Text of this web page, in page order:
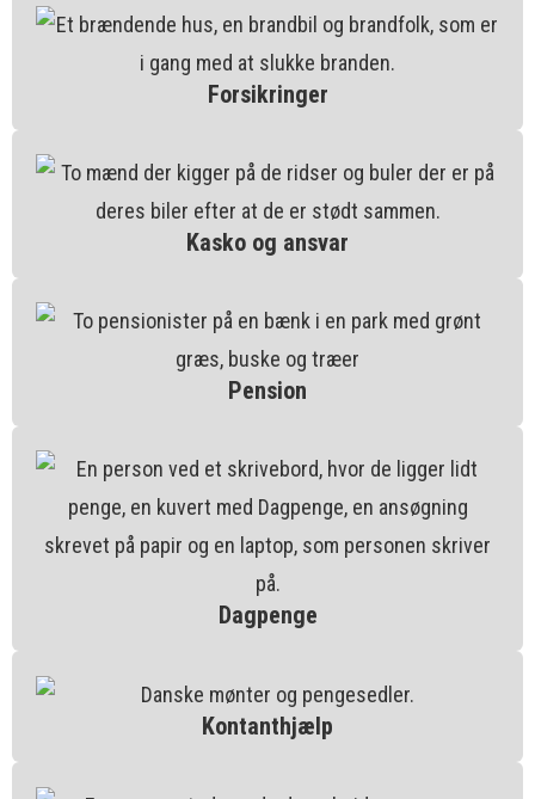
Forsikringer
Kasko og ansvar
Pension
Dagpenge
Kontanthjælp